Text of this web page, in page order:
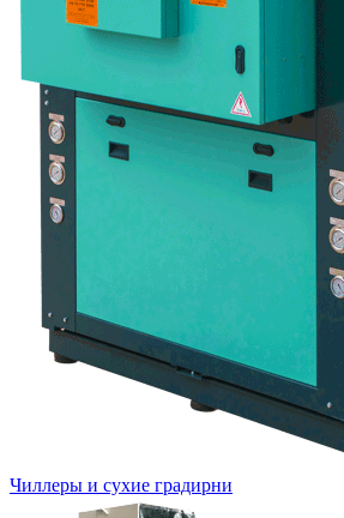
Чиллеры и сухие градирни